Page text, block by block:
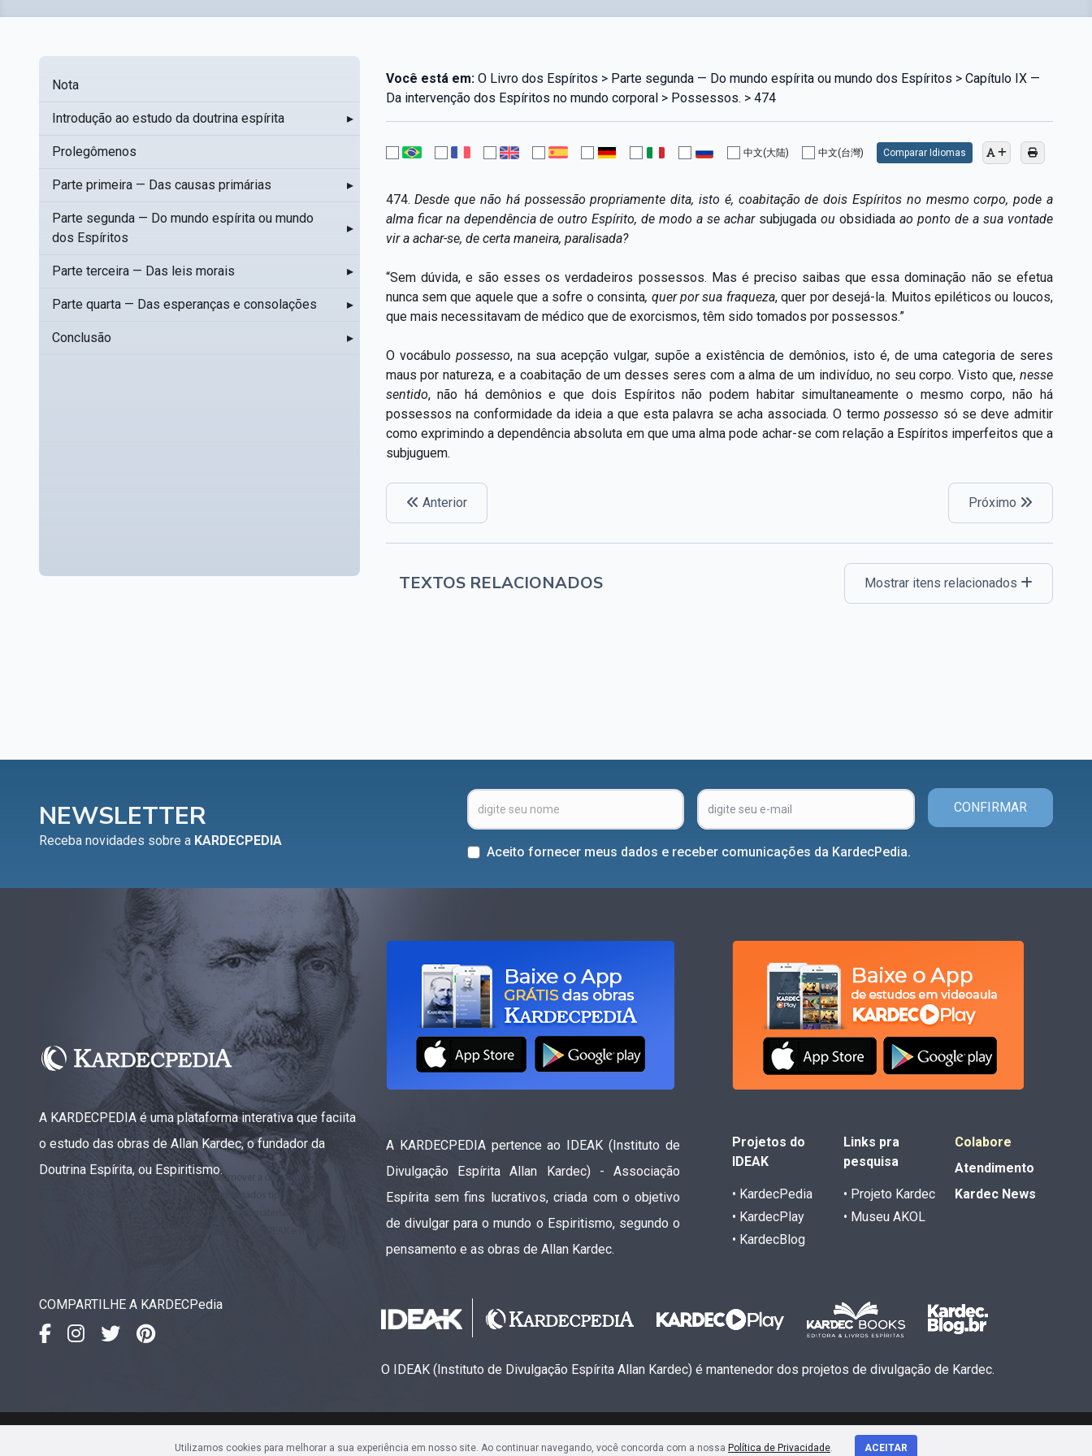
Nota
Introdução ao estudo da doutrina espírita ▸
Prolegômenos
Parte primeira — Das causas primárias ▸
Parte segunda — Do mundo espírita ou mundo
dos Espíritos
▸
Parte terceira — Das leis morais ▸
Parte quarta — Das esperanças e consolações ▸
Conclusão ▸
Você está em:O Livro dos Espíritos > Parte segunda — Do mundo espírita ou mundo dos Espíritos > Capítulo IX —
Da intervenção dos Espíritos no mundo corporal > Possessos. > 474
中文(大陆) 中文(台灣) Comparar Idiomas
474.Desde que não há possessão propriamente dita, isto é, coabitação de dois Espíritos no mesmo corpo, pode a
alma ficar na dependência de outro Espírito, de modo a se achar subjugadaouobsidiadaao ponto de a sua vontade
vir a achar-se, de certa maneira, paralisada?
“Sem dúvida, e são esses os verdadeiros possessos. Mas é preciso saibas que essa dominação não se efetua
nunca sem que aquele que a sofre o consinta, quer por sua fraqueza, quer por desejá-la. Muitos epiléticos ou loucos,
que mais necessitavam de médico que de exorcismos, têm sido tomados por possessos.”
O vocábulo possesso, na sua acepção vulgar, supõe a existência de demônios, isto é, de uma categoria de seres
maus por natureza, e a coabitação de um desses seres com a alma de um indivíduo, no seu corpo. Visto que, nesse
sentido, não há demônios e que dois Espíritos não podem habitar simultaneamente o mesmo corpo, não há
possessos na conformidade da ideia a que esta palavra se acha associada. O termopossesso só se deve admitir
como exprimindo a dependência absoluta em que uma alma pode achar-se com relação a Espíritos imperfeitos que a
subjuguem.
Anterior Próximo
TEXTOS RELACIONADOS Mostrar itens relacionados
NEWSLETTER
Receba novidades sobre a KARDECPEDIA
CONFIRMAR
Aceito fornecer meus dados e receber comunicações da KardecPedia.
A KARDECPEDIA é uma plataforma interativa que faciita
o estudo das obras de Allan Kardec, o fundador da
Doutrina Espírita, ou Espiritismo.
A KARDECPEDIA pertence ao IDEAK (Instituto de
Divulgação Espírita Allan Kardec) - Associação
Espírita sem fins lucrativos, criada com o objetivo
de divulgar para o mundo o Espiritismo, segundo o
pensamento e as obras de Allan Kardec.
Projetos do
IDEAK
• KardecPedia
• KardecPlay
• KardecBlog
Links pra
pesquisa
• Projeto Kardec
• Museu AKOL
Colabore
Atendimento
Kardec News
COMPARTILHE A KARDECPedia
O IDEAK (Instituto de Divulgação Espírita Allan Kardec) é mantenedor dos projetos de divulgação de Kardec.
Av. Sete de Setembro, 4923 • Sala 1704 • Centro • CEP 80240-000 • Curitiba, PR
Utilizamos cookies para melhorar a sua experiência em nosso site. Ao continuar navegando, você concorda com a nossa Política de Privacidade. ACEITAR